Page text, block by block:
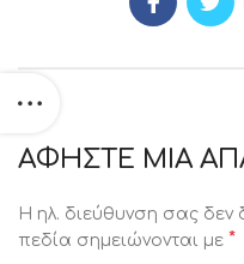
ΑΦΉΣΤΕ ΜΙΑ
Η ηλ. διεύθυνση σας δεν
πεδία σημειώνονται με *